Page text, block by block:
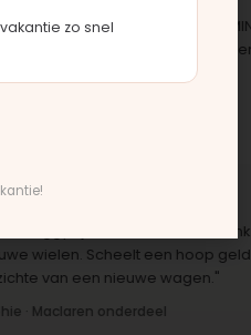
onderdeel voor onze MINI
onderdeel
rijdt weer als nieuw dankzij de
Scheelt een hoop geld ten
van een nieuwe wagen."
Maclaren onderdeel
zo snel